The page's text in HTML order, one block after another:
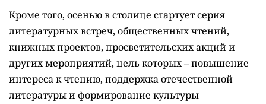
Кроме того, осенью в столице стартует серия
литературных встреч, общественных чтений,
книжных проектов, просветительских акций и
других мероприятий, цель которых –повышение
интереса к чтению, поддержка отечественной
литературы и формирование культуры